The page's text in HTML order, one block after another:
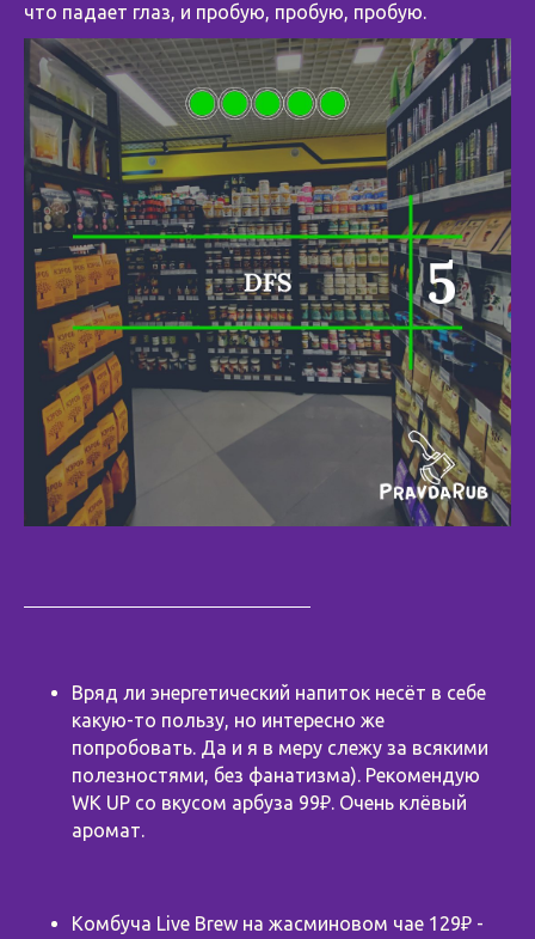
что падает глаз, и пробую, пробую, пробую.
Вряд ли энергетический напиток несёт в себе
какую-то пользу, но интересно же
попробовать. Да и я в меру слежу за всякими
полезностями, без фанатизма). Рекомендую
WK UP со вкусом арбуза 99₽. Очень клёвый
аромат.
Комбуча Live Brew на жасминовом чае 129₽ -